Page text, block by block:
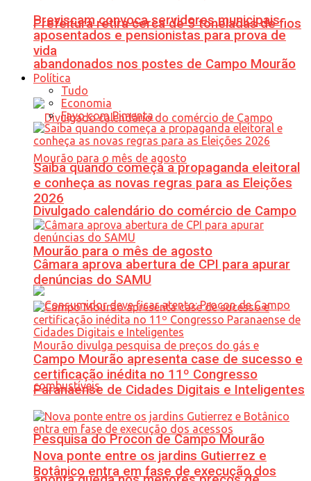
Prefeitura retira cerca de 5 toneladas de fios
abandonados nos postes de Campo Mourão
Divulgado calendário do comércio de Campo
Mourão para o mês de agosto
Pesquisa do Procon de Campo Mourão
Previscam convoca servidores municipais
aposentados e pensionistas para prova de
vida
Política
Tudo
Economia
Favo com Pimenta
Saiba quando começa a propaganda eleitoral
e conheça as novas regras para as Eleições
2026
Câmara aprova abertura de CPI para apurar
denúncias do SAMU
Campo Mourão apresenta case de sucesso e
certificação inédita no 11º Congresso
Paranaense de Cidades Digitais e Inteligentes
Nova ponte entre os jardins Gutierrez e
Botânico entra em fase de execução dos